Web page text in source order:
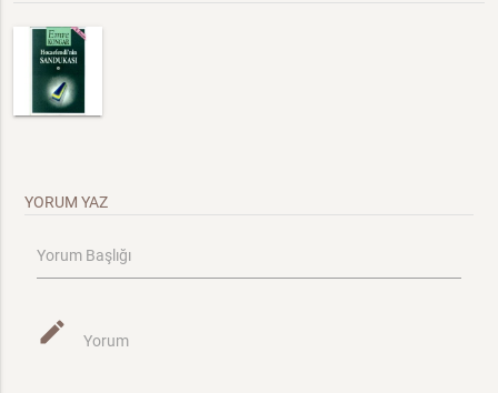
YORUM YAZ
Yorum Başlığı
mode_edit Yorum